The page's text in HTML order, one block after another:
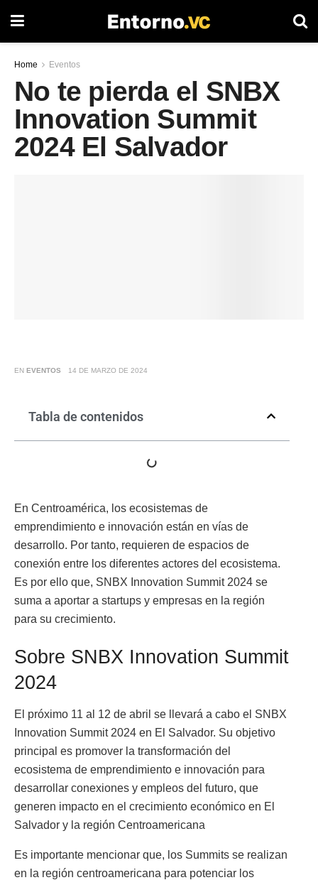
Home Eventos
No te pierda el SNBX
Innovation Summit
2024 El Salvador
EN EVENTOS 14 DE MARZO DE 2024
Tabla de contenidos
En Centroamérica, los ecosistemas de
emprendimiento e innovación están en vías de
desarrollo. Por tanto, requieren de espacios de
conexión entre los diferentes actores del ecosistema.
Es por ello que, SNBX Innovation Summit 2024 se
suma a aportar a startups y empresas en la región
para su crecimiento.
Sobre SNBX Innovation Summit
2024
El próximo 11 al 12 de abril se llevará a cabo el SNBX
Innovation Summit 2024 en El Salvador. Su objetivo
principal es promover la transformación del
ecosistema de emprendimiento e innovación para
desarrollar conexiones y empleos del futuro, que
generen impacto en el crecimiento económico en El
Salvador y la región Centroamericana
Es importante mencionar que, los Summits se realizan
en la región centroamericana para potenciar los